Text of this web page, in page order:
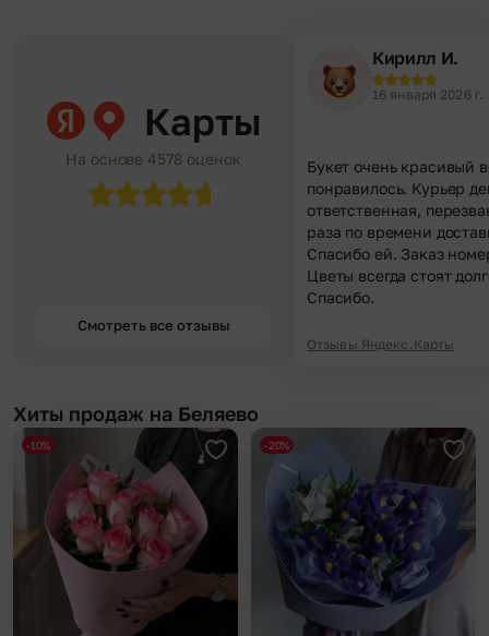
Карты
На основе 4578 оценок
Смотреть все отзывы
Кирилл И.
16 января 2026 г.
Букет очень красивый
понравилось. Курьер
ответственная,
раза по времени
Спасибо ей. Заказ
Цветы всегда стоят
Спасибо.
Отзывы Яндекс.Карты
Хиты продаж на Беляево
Добавить в избранное
-10% -20%